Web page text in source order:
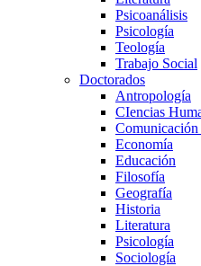
Psicoanálisis
Psicología
Teología
Trabajo Social
Doctorados
Antropología
CIencias
Economía
Educación
Filosofía
Geografía
Historia
Literatura
Psicología
Sociología